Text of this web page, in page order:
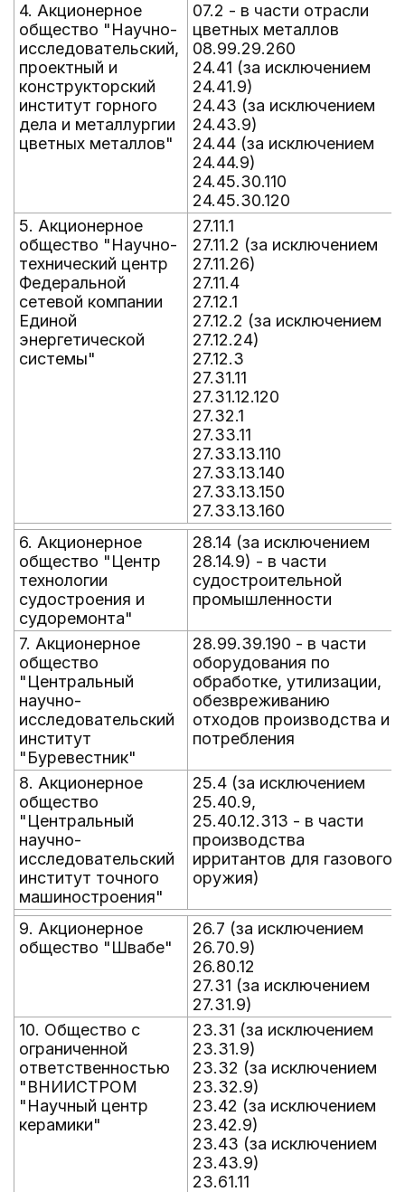
4. Акционерное
общество "Научно-
исследовательский,
проектный и
конструкторский
институт горного
дела и металлургии
цветных металлов"
07.2 - в части отрасли
цветных металлов
08.99.29.260
24.41 (за исключением
24.41.9)
24.43 (за исключением
24.43.9)
24.44 (за исключением
24.44.9)
24.45.30.110
24.45.30.120
5. Акционерное
общество "Научно-
технический центр
Федеральной
сетевой компании
Единой
энергетической
системы"
27.11.1
27.11.2 (за исключением
27.11.26)
27.11.4
27.12.1
27.12.2 (за исключением
27.12.24)
27.12.3
27.31.11
27.31.12.120
27.32.1
27.33.11
27.33.13.110
27.33.13.140
27.33.13.150
27.33.13.160
6. Акционерное
общество "Центр
технологии
судостроения и
судоремонта"
28.14 (за исключением
28.14.9) - в части
судостроительной
промышленности
7. Акционерное
общество
"Центральный
научно-
исследовательский
институт
"Буревестник"
28.99.39.190 - в части
оборудования по
обработке, утилизации,
обезвреживанию
отходов производства и
потребления
8. Акционерное
общество
"Центральный
научно-
исследовательский
институт точного
машиностроения"
25.4 (за исключением
25.40.9,
25.40.12.313 - в части
производства
ирритантов для газового
оружия)
9. Акционерное
общество "Швабе"
26.7 (за исключением
26.70.9)
26.80.12
27.31 (за исключением
27.31.9)
10. Общество с
ограниченной
ответственностью
"ВНИИСТРОМ
"Научный центр
керамики"
23.31 (за исключением
23.31.9)
23.32 (за исключением
23.32.9)
23.42 (за исключением
23.42.9)
23.43 (за исключением
23.43.9)
23.61.11